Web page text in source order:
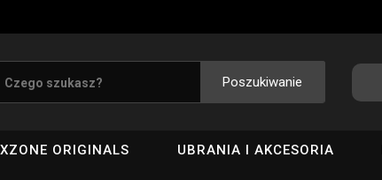
Poszukiwanie
XZONE ORIGINALS UBRANIA I AKCESORIA